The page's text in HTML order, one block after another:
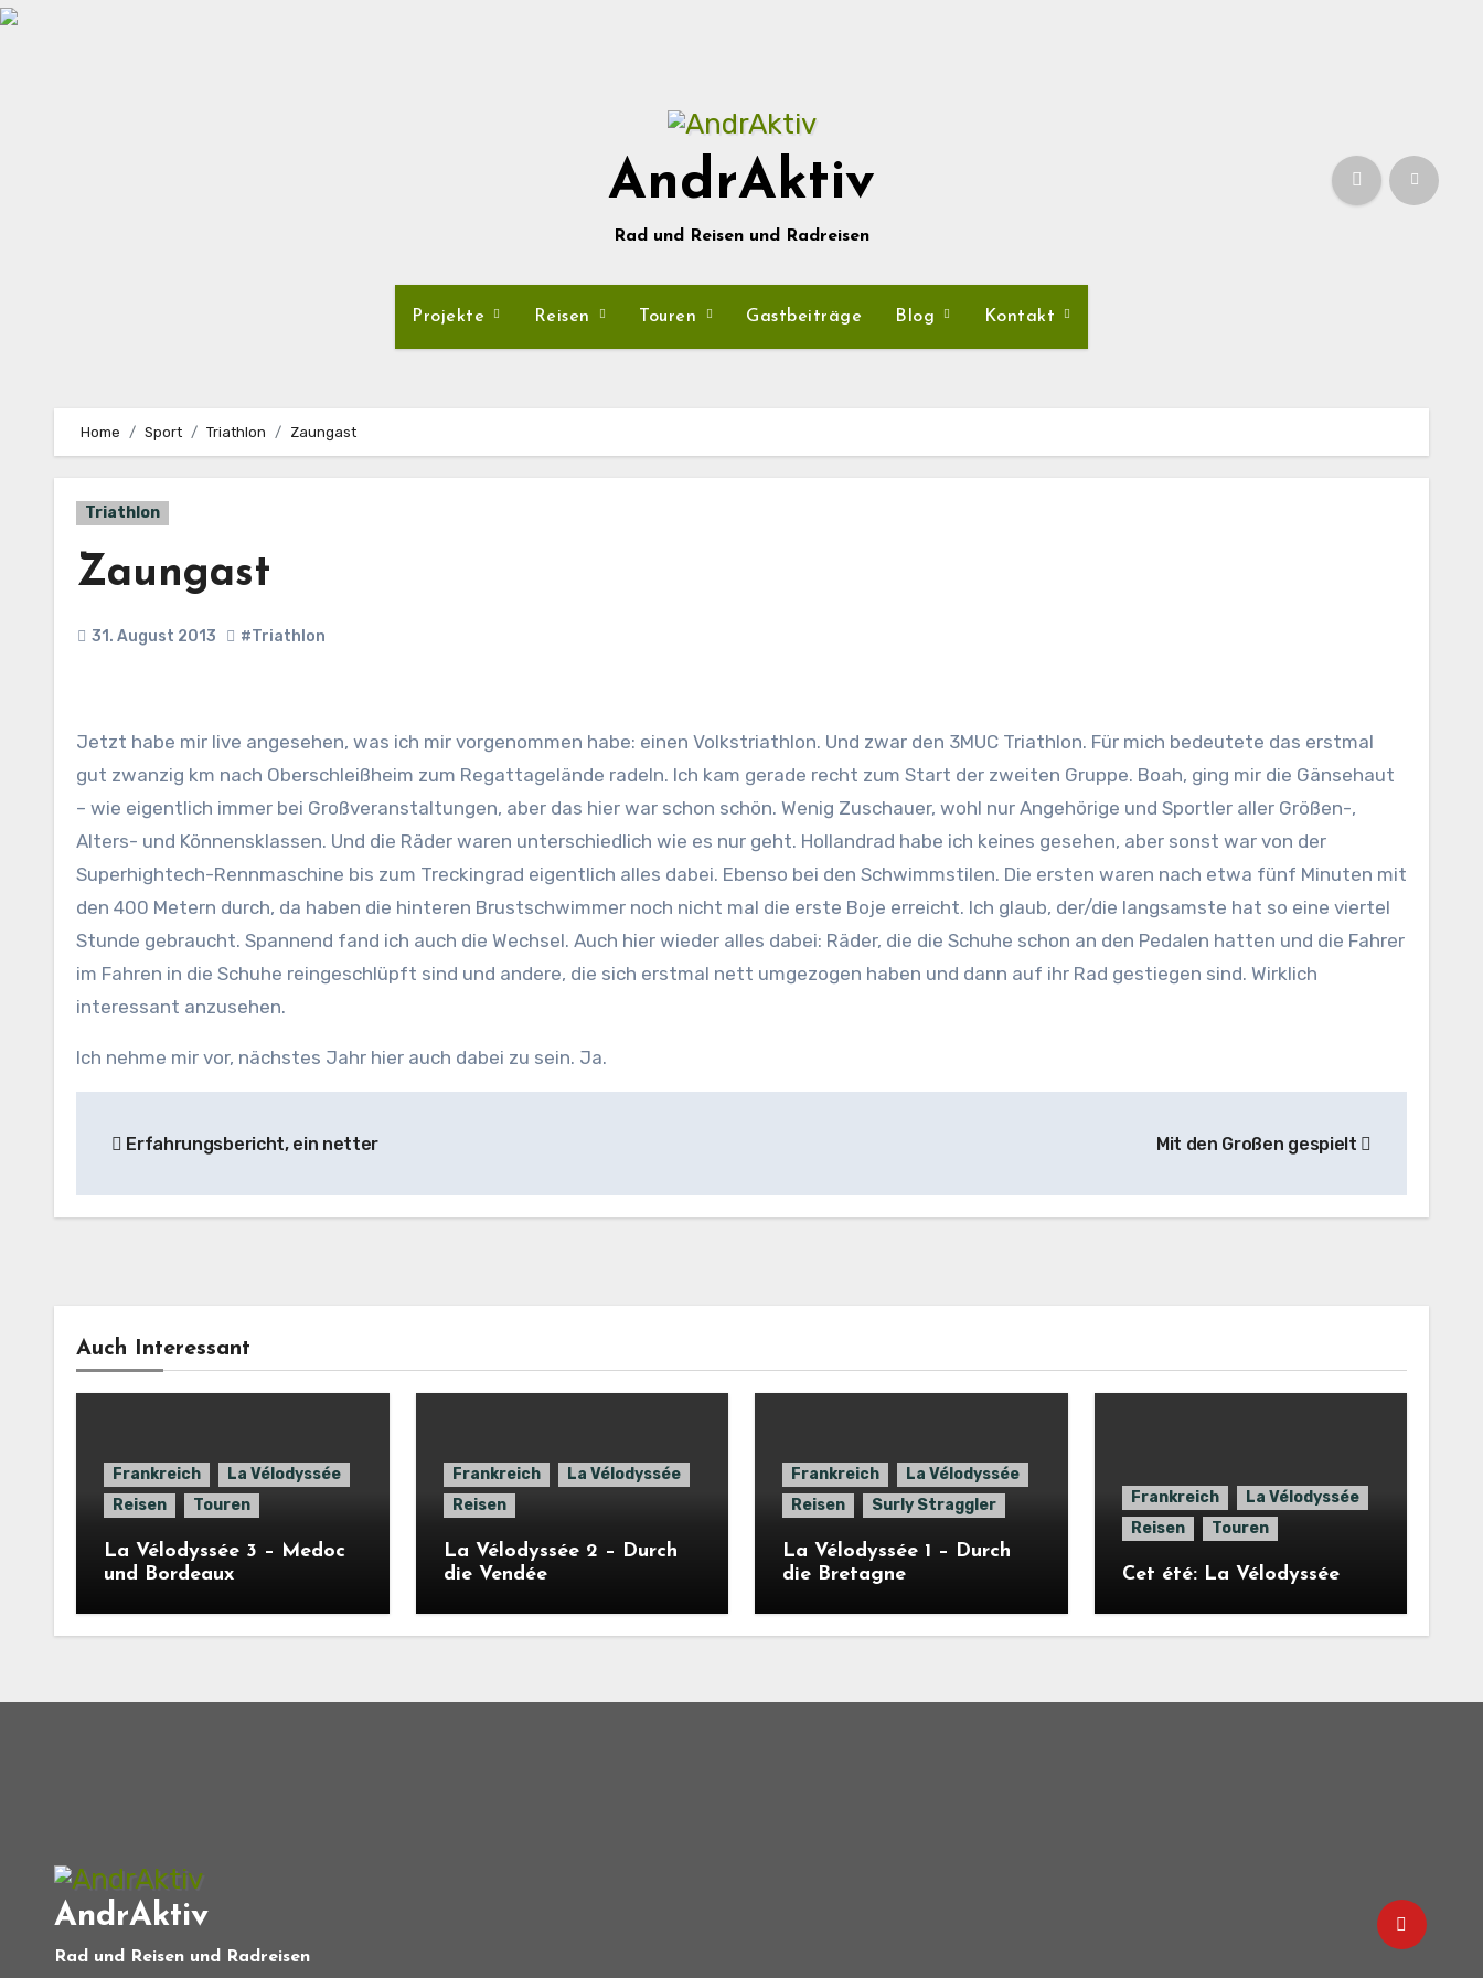
Zum
AndrAktiv
Rad und Reisen und Radreisen
Projekte Reisen Touren Gastbeiträge Blog Kontakt
Home Sport Triathlon Zaungast
Triathlon
Zaungast
31. August 2013 #Triathlon
Jetzt habe mir live angesehen, was ich mir vorgenommen habe: einen Volkstriathlon. Und zwar den 3MUC Triathlon. Für mich bedeutete das erstmal
gut zwanzig km nach Oberschleißheim zum Regattagelände radeln. Ich kam gerade recht zum Start der zweiten Gruppe. Boah, ging mir die Gänsehaut
– wie eigentlich immer bei Großveranstaltungen, aber das hier war schon schön. Wenig Zuschauer, wohl nur Angehörige und Sportler aller Größen-,
Alters- und Könnensklassen. Und die Räder waren unterschiedlich wie es nur geht. Hollandrad habe ich keines gesehen, aber sonst war von der
Superhightech-Rennmaschine bis zum Treckingrad eigentlich alles dabei. Ebenso bei den Schwimmstilen. Die ersten waren nach etwa fünf Minuten mit
den 400 Metern durch, da haben die hinteren Brustschwimmer noch nicht mal die erste Boje erreicht. Ich glaub, der/die langsamste hat so eine viertel
Stunde gebraucht. Spannend fand ich auch die Wechsel. Auch hier wieder alles dabei: Räder, die die Schuhe schon an den Pedalen hatten und die Fahrer
im Fahren in die Schuhe reingeschlüpft sind und andere, die sich erstmal nett umgezogen haben und dann auf ihr Rad gestiegen sind. Wirklich
interessant anzusehen.
Ich nehme mir vor, nächstes Jahr hier auch dabei zu sein. Ja.
Erfahrungsbericht, ein netter Mit den Großen gespielt
Auch Interessant
Frankreich
La Vélodyssée
Reisen
Touren
La Vélodyssée 3 – Medoc
und Bordeaux
Frankreich
La Vélodyssée
Reisen
La Vélodyssée 2 – Durch
die Vendée
Frankreich
La Vélodyssée
Reisen
Surly Straggler
La Vélodyssée 1 – Durch
die Bretagne
Frankreich
La Vélodyssée
Reisen
Touren
Cet été: La Vélodyssée
AndrAktiv
Rad und Reisen und Radreisen